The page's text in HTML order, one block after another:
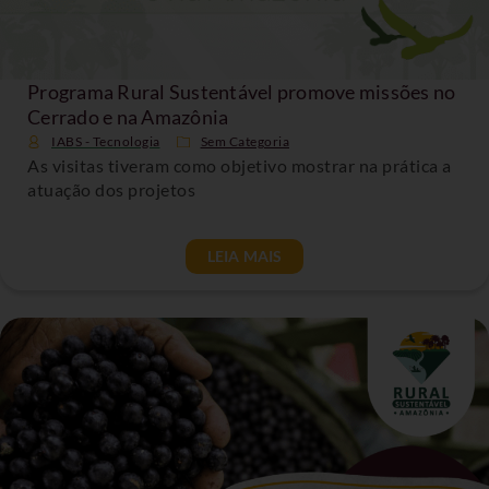
Programa Rural Sustentável promove missões no
Cerrado e na Amazônia
IABS - Tecnologia Sem Categoria
As visitas tiveram como objetivo mostrar na prática a
atuação dos projetos
LEIA MAIS